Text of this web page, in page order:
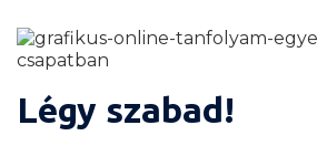
Légy szabad!